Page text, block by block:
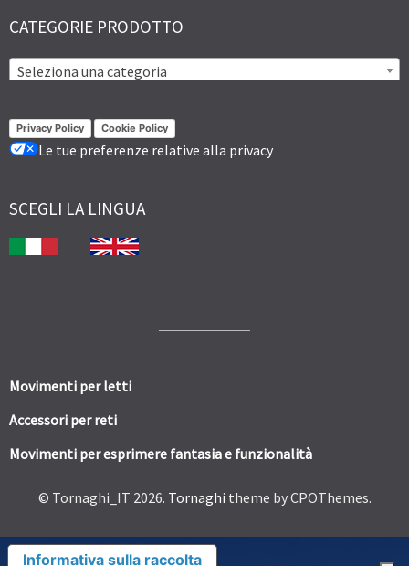
CATEGORIE PRODOTTO
Seleziona una categoria
Privacy Policy Cookie Policy
Le tue preferenze relative alla privacy
SCEGLI LA LINGUA
Movimenti per letti
Accessori per reti
Movimenti per esprimere fantasia e funzionalità
© Tornaghi_IT 2026. Tornaghi theme by CPOThemes.
Informativa sulla raccolta